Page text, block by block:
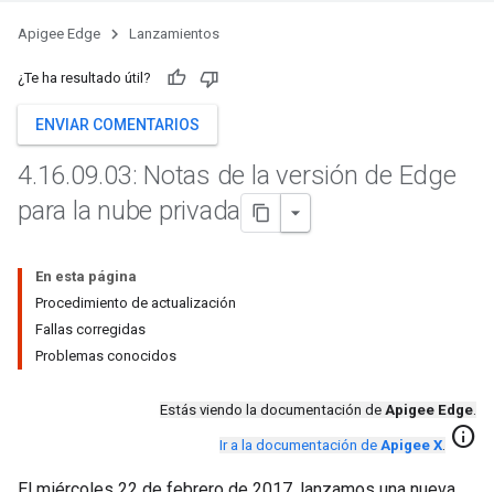
Apigee Edge Lanzamientos
¿Te ha resultado útil?
ENVIAR COMENTARIOS
4.16.09.03: Notas de la versión de Edge
para la nube privada
En esta página
Procedimiento de actualización
Fallas corregidas
Problemas conocidos
Estás viendo la documentación de Apigee Edge.
Ir a la documentación de Apigee X. info